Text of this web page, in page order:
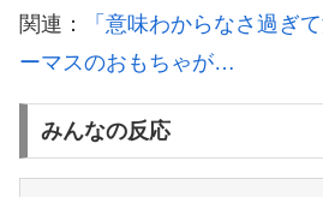
関連：
「意味わからなさ過ぎ
ーマスのおもちゃが…
みんなの反応